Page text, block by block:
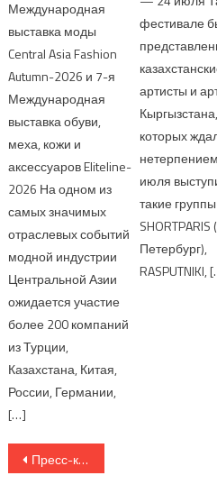
Международная
выставка моды
Central Asia Fashion
Autumn-2026 и 7-я
Международная
выставка обуви,
меха, кожи и
аксессуаров Eliteline-
2026 На одном из
самых значимых
отраслевых событий
модной индустрии
Центральной Азии
ожидается участие
более 200 компаний
из Турции,
Казахстана, Китая,
России, Германии,
[…]
фестивале
артисты и
Кыргызстана,
которых
июля
такие группы
Петербург),
RASPUTNIKI,
Навигация по
Пресс-конференция Sieger Design